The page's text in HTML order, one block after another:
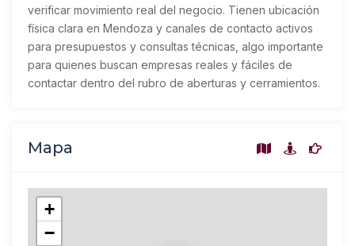
verificar movimiento real del negocio. Tienen ubicación
física clara en Mendoza y canales de contacto activos
para presupuestos y consultas técnicas, algo importante
para quienes buscan empresas reales y fáciles de
contactar dentro del rubro de aberturas y cerramientos.
Mapa
+
−